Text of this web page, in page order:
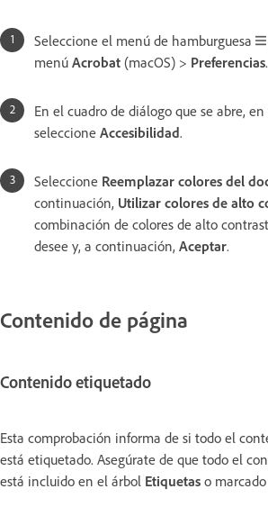
Seleccione el menú de hamburguesa
menú Acrobat (macOS) > Preferencias.
En el cuadro de diálogo que se abre,
seleccione Accesibilidad.
Seleccione Reemplazar colores del
continuación, Utilizar colores de alto
combinación de colores de alto
desee y, a continuación, Aceptar.
Contenido de página
Contenido etiquetado
Esta comprobación informa de si todo el
está etiquetado. Asegúrate de que todo el
está incluido en el árbol Etiquetas o